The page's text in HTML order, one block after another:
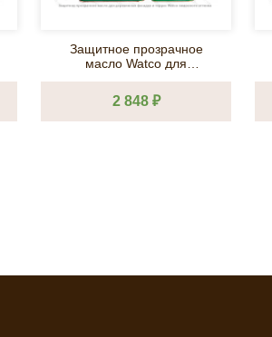
Защитное прозрачное
масло Watco для
террас лимонного оттенка
2 848 ₽